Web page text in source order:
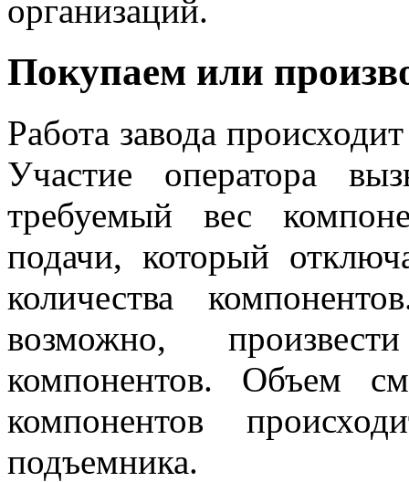
организаций.
Покупаем или
Работа завода
Участие оператора
требуемый вес
подачи, который
количества
возможно,
компонентов. Объем
компонентов
подъемника.